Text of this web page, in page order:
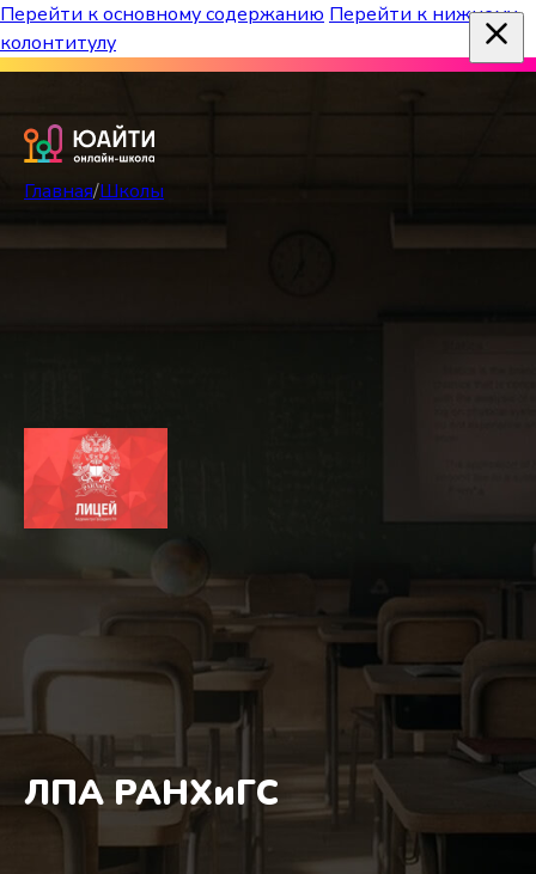
Перейти к основному содержанию Перейти к нижнему
колонтитулу
Главная/Школы
ЛПА РАНХиГС